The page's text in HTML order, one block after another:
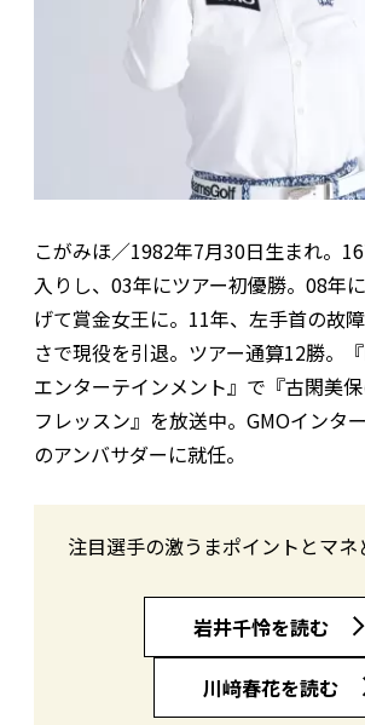
こがみほ／1982年7月30日生まれ。
入りし、03年にツアー初優勝。08年
げて賞金女王に。11年、左手首の故
さで現役を引退。ツアー通算12勝。
エンターテインメント』で『古閑美
フレッスン』を放送中。GMOインタ
のアンバサダーに就任。
注目選手の激うまポイントとマ
岩井千怜を読む
川﨑春花を読む